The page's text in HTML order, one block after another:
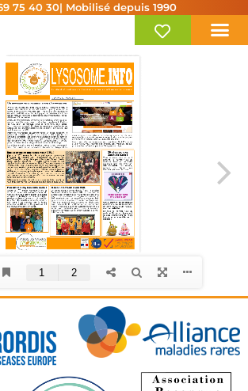
75 40 30| Mobilisé depuis 1990